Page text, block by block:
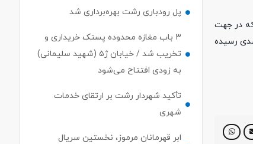
در جهت
روان سازی ترافیک در دستور کار قرار گرفت و اکنون با آغاز نصب تیرگذاری پل،به پیشرفت حدودا ۴۴ درصدی رسیده
پل رودباری رشت بهره‌برداری شد
۳ باب مغازه محدوده پستک خریداری و
تخریب شد / خیابان ژ۵ (شهید سلیمانی)
به زودی افتتاح می‌شود
تأکید شهردار رشت بر ارتقای خدمات
شهری
ابر قهرمانان مرموز، نخستین سریال